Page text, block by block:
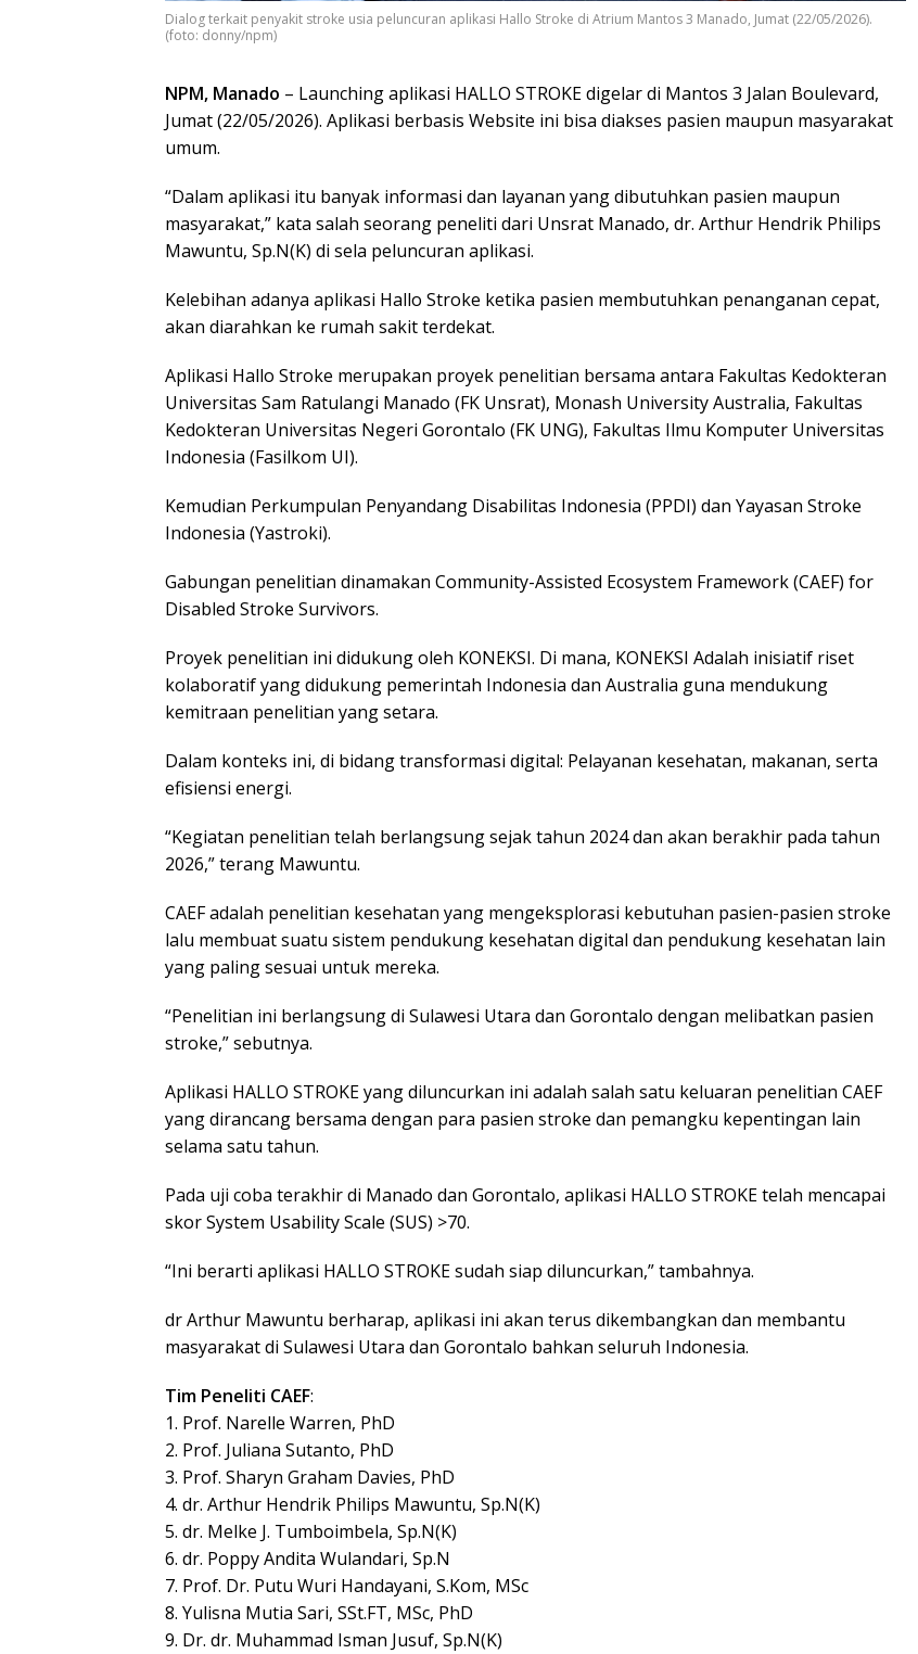
Dialog terkait penyakit stroke usia peluncuran aplikasi Hallo Stroke di Atrium Mantos 3 Manado, Jumat (22/05/2026).
(foto: donny/npm)
NPM, Manado – Launching aplikasi HALLO STROKE digelar di Mantos 3 Jalan Boulevard,
Jumat (22/05/2026). Aplikasi berbasis Website ini bisa diakses pasien maupun masyarakat
umum.
“Dalam aplikasi itu banyak informasi dan layanan yang dibutuhkan pasien maupun
masyarakat,” kata salah seorang peneliti dari Unsrat Manado, dr. Arthur Hendrik Philips
Mawuntu, Sp.N(K) di sela peluncuran aplikasi.
Kelebihan adanya aplikasi Hallo Stroke ketika pasien membutuhkan penanganan cepat,
akan diarahkan ke rumah sakit terdekat.
Aplikasi Hallo Stroke merupakan proyek penelitian bersama antara Fakultas Kedokteran
Universitas Sam Ratulangi Manado (FK Unsrat), Monash University Australia, Fakultas
Kedokteran Universitas Negeri Gorontalo (FK UNG), Fakultas Ilmu Komputer Universitas
Indonesia (Fasilkom UI).
Kemudian Perkumpulan Penyandang Disabilitas Indonesia (PPDI) dan Yayasan Stroke
Indonesia (Yastroki).
Gabungan penelitian dinamakan Community-Assisted Ecosystem Framework (CAEF) for
Disabled Stroke Survivors.
Proyek penelitian ini didukung oleh KONEKSI. Di mana, KONEKSI Adalah inisiatif riset
kolaboratif yang didukung pemerintah Indonesia dan Australia guna mendukung
kemitraan penelitian yang setara.
Dalam konteks ini, di bidang transformasi digital: Pelayanan kesehatan, makanan, serta
efisiensi energi.
“Kegiatan penelitian telah berlangsung sejak tahun 2024 dan akan berakhir pada tahun
2026,” terang Mawuntu.
CAEF adalah penelitian kesehatan yang mengeksplorasi kebutuhan pasien-pasien stroke
lalu membuat suatu sistem pendukung kesehatan digital dan pendukung kesehatan lain
yang paling sesuai untuk mereka.
“Penelitian ini berlangsung di Sulawesi Utara dan Gorontalo dengan melibatkan pasien
stroke,” sebutnya.
Aplikasi HALLO STROKE yang diluncurkan ini adalah salah satu keluaran penelitian CAEF
yang dirancang bersama dengan para pasien stroke dan pemangku kepentingan lain
selama satu tahun.
Pada uji coba terakhir di Manado dan Gorontalo, aplikasi HALLO STROKE telah mencapai
skor System Usability Scale (SUS) >70.
“Ini berarti aplikasi HALLO STROKE sudah siap diluncurkan,” tambahnya.
dr Arthur Mawuntu berharap, aplikasi ini akan terus dikembangkan dan membantu
masyarakat di Sulawesi Utara dan Gorontalo bahkan seluruh Indonesia.
Tim Peneliti CAEF:
1. Prof. Narelle Warren, PhD
2. Prof. Juliana Sutanto, PhD
3. Prof. Sharyn Graham Davies, PhD
4. dr. Arthur Hendrik Philips Mawuntu, Sp.N(K)
5. dr. Melke J. Tumboimbela, Sp.N(K)
6. dr. Poppy Andita Wulandari, Sp.N
7. Prof. Dr. Putu Wuri Handayani, S.Kom, MSc
8. Yulisna Mutia Sari, SSt.FT, MSc, PhD
9. Dr. dr. Muhammad Isman Jusuf, Sp.N(K)